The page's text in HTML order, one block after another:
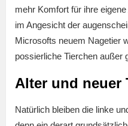
mehr Komfort für ihre
im Angesicht der
Microsofts neuem Nagetier
possierliche Tierchen außer
Alter und neuer
Natürlich bleiben die linke